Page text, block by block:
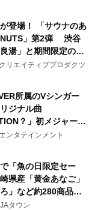
登場！ 「サウナのあ
」第2弾 渋谷
湯」と期間限定のコ
サウナイキタイコラ
定！
リエイティブプロダクツ
所属のVシンガー
ジナル曲
？」初メジャー配
ンタテインメント
「魚の日限定セー
県産「黄金あなご」
」など約280商品を
日の定例企画～
タウン